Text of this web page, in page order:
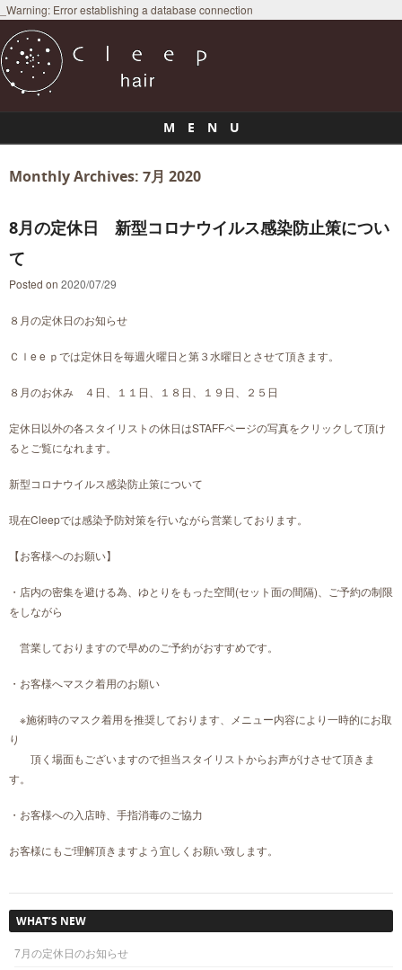
_Warning: Error establishing a database connection
M E N U
Monthly Archives: 7月 2020
8月の定休日 新型コロナウイルス感染防止策につい
て
Posted on 2020/07/29
８月の定休日のお知らせ
Ｃｌe e ｐでは定休日を毎週火曜日と第３水曜日とさせて頂きます。
８月のお休み ４日、１１日、１８日、１９日、２５日
定休日以外の各スタイリストの休日はSTAFFページの写真をクリックして頂け
るとご覧になれます。
新型コロナウイルス感染防止策について
現在Cleepでは感染予防対策を行いながら営業しております。
【お客様へのお願い】
・店内の密集を避ける為、ゆとりをもった空間(セット面の間隔)、ご予約の制限
をしながら
営業しておりますので早めのご予約がおすすめです。
・お客様へマスク着用のお願い
※施術時のマスク着用を推奨しております、メニュー内容により一時的にお取
り
頂く場面もございますので担当スタイリストからお声がけさせて頂きま
す。
・お客様への入店時、手指消毒のご協力
お客様にもご理解頂きますよう宜しくお願い致します。
WHAT’S NEW
7月の定休日のお知らせ